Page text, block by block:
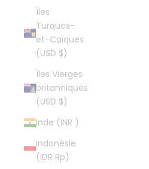
Îles
Turques-
et-Caïques
(USD $)
Îles Vierges
britanniques
(USD $)
Inde (INR ₹)
Indonésie
(IDR Rp)